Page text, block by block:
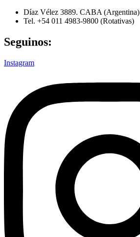
Díaz Vélez 3889. CABA (Argentina)
Tel. +54 011 4983-9800 (Rotativas)
Seguinos:
Instagram